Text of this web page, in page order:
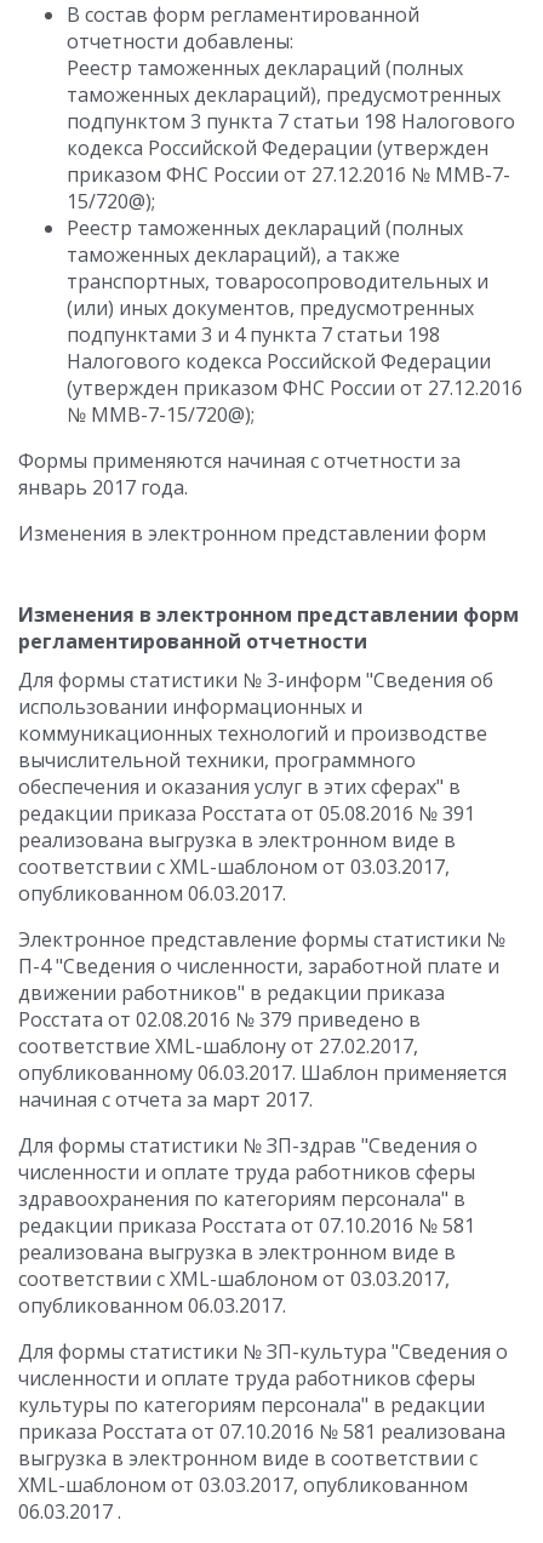
В состав форм регламентированной
отчетности добавлены:
Реестр таможенных деклараций (полных
таможенных деклараций), предусмотренных
подпунктом 3 пункта 7 статьи 198 Налогового
кодекса Российской Федерации (утвержден
приказом ФНС России от 27.12.2016 № ММВ-7-
15/720@);
Реестр таможенных деклараций (полных
таможенных деклараций), а также
транспортных, товаросопроводительных и
(или) иных документов, предусмотренных
подпунктами 3 и 4 пункта 7 статьи 198
Налогового кодекса Российской Федерации
(утвержден приказом ФНС России от 27.12.2016
№ ММВ-7-15/720@);
Формы применяются начиная с отчетности за
январь 2017 года.
Изменения в электронном представлении форм
Изменения в электронном представлении форм
регламентированной отчетности
Для формы статистики № 3-информ "Сведения об
использовании информационных и
коммуникационных технологий и производстве
вычислительной техники, программного
обеспечения и оказания услуг в этих сферах" в
редакции приказа Росстата от 05.08.2016 № 391
реализована выгрузка в электронном виде в
соответствии с XML-шаблоном от 03.03.2017,
опубликованном 06.03.2017.
Электронное представление формы статистики №
П-4 "Сведения о численности, заработной плате и
движении работников" в редакции приказа
Росстата от 02.08.2016 № 379 приведено в
соответствие XML-шаблону от 27.02.2017,
опубликованному 06.03.2017. Шаблон применяется
начиная с отчета за март 2017.
Для формы статистики № ЗП-здрав "Сведения о
численности и оплате труда работников сферы
здравоохранения по категориям персонала" в
редакции приказа Росстата от 07.10.2016 № 581
реализована выгрузка в электронном виде в
соответствии с XML-шаблоном от 03.03.2017,
опубликованном 06.03.2017.
Для формы статистики № ЗП-культура "Сведения о
численности и оплате труда работников сферы
культуры по категориям персонала" в редакции
приказа Росстата от 07.10.2016 № 581 реализована
выгрузка в электронном виде в соответствии с
XML-шаблоном от 03.03.2017, опубликованном
06.03.2017 .